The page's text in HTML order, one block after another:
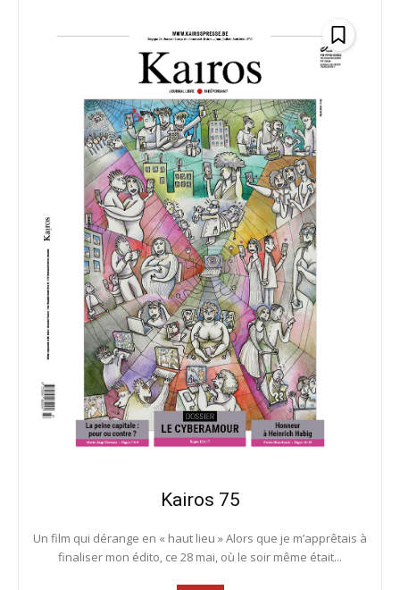
Kairos 75
Un film qui dérange en « haut lieu » Alors que je m’apprêtais à
finaliser mon édito, ce 28 mai, où le soir même était...